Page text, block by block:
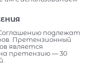
подлежат
Претензионный
является
претензию — 30